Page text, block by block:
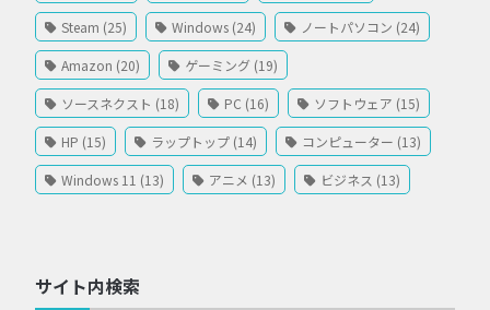
Steam (25) Windows (24) ノートパソコン (24)
Amazon (20) ゲーミング (19)
ソースネクスト (18) PC (16) ソフトウェア (15)
HP (15) ラップトップ (14) コンピューター (13)
Windows 11 (13) アニメ (13) ビジネス (13)
サイト内検索